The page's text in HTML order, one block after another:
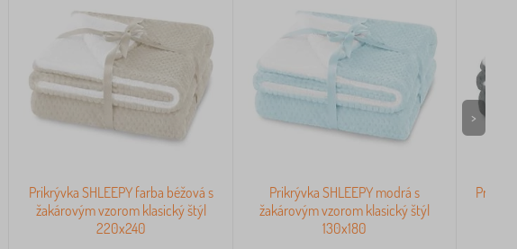
Prikrývka SHLEEPY farba béžová s
žakárovým vzorom klasický štýl
220x240
Prikrývka SHLEEPY modrá s
žakárovým vzorom klasický štýl
130x180
>